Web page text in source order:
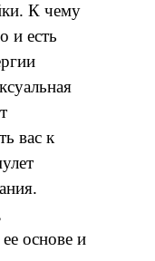
К чему
и есть
вас к
основе и